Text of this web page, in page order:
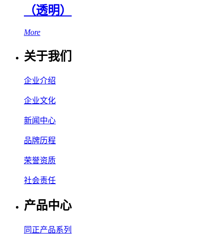
（透明）
More
关于我们
企业介绍
企业文化
新闻中心
品牌历程
荣誉资质
社会责任
产品中心
同正产品系列